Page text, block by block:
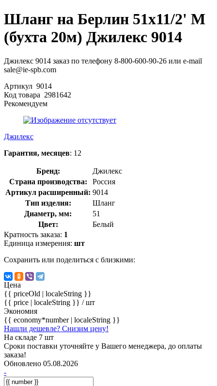
Шланг на Берлин 51х11/2' М
(бухта 20м) Джилекс 9014
Джилекс 9014 заказ по телефону 8-800-600-90-26 или e-mail
sale@ie-spb.com
Артикул 9014
Код товара 2981642
Рекомендуем
Джилекс
Гарантия, месяцев: 12
Бренд:
Джилекс
Страна производства:
Россия
Артикул расширенный: 9014
Тип изделия:
Шланг
Диаметр, мм:
51
Цвет:
Белый
Кратность заказа: 1
Единица измерения: шт
Сохранить или поделиться с близкими:
Цена
{{ priceOld | localeString }}
{{ price | localeString }} / шт
Экономия
{{ economy*number | localeString }}
Нашли дешевле? Снизим цену!
На складе 7 шт
Сроки поставки уточняйте у Вашего менеджера, до оплаты
заказа!
Обновлено 05.08.2026
-